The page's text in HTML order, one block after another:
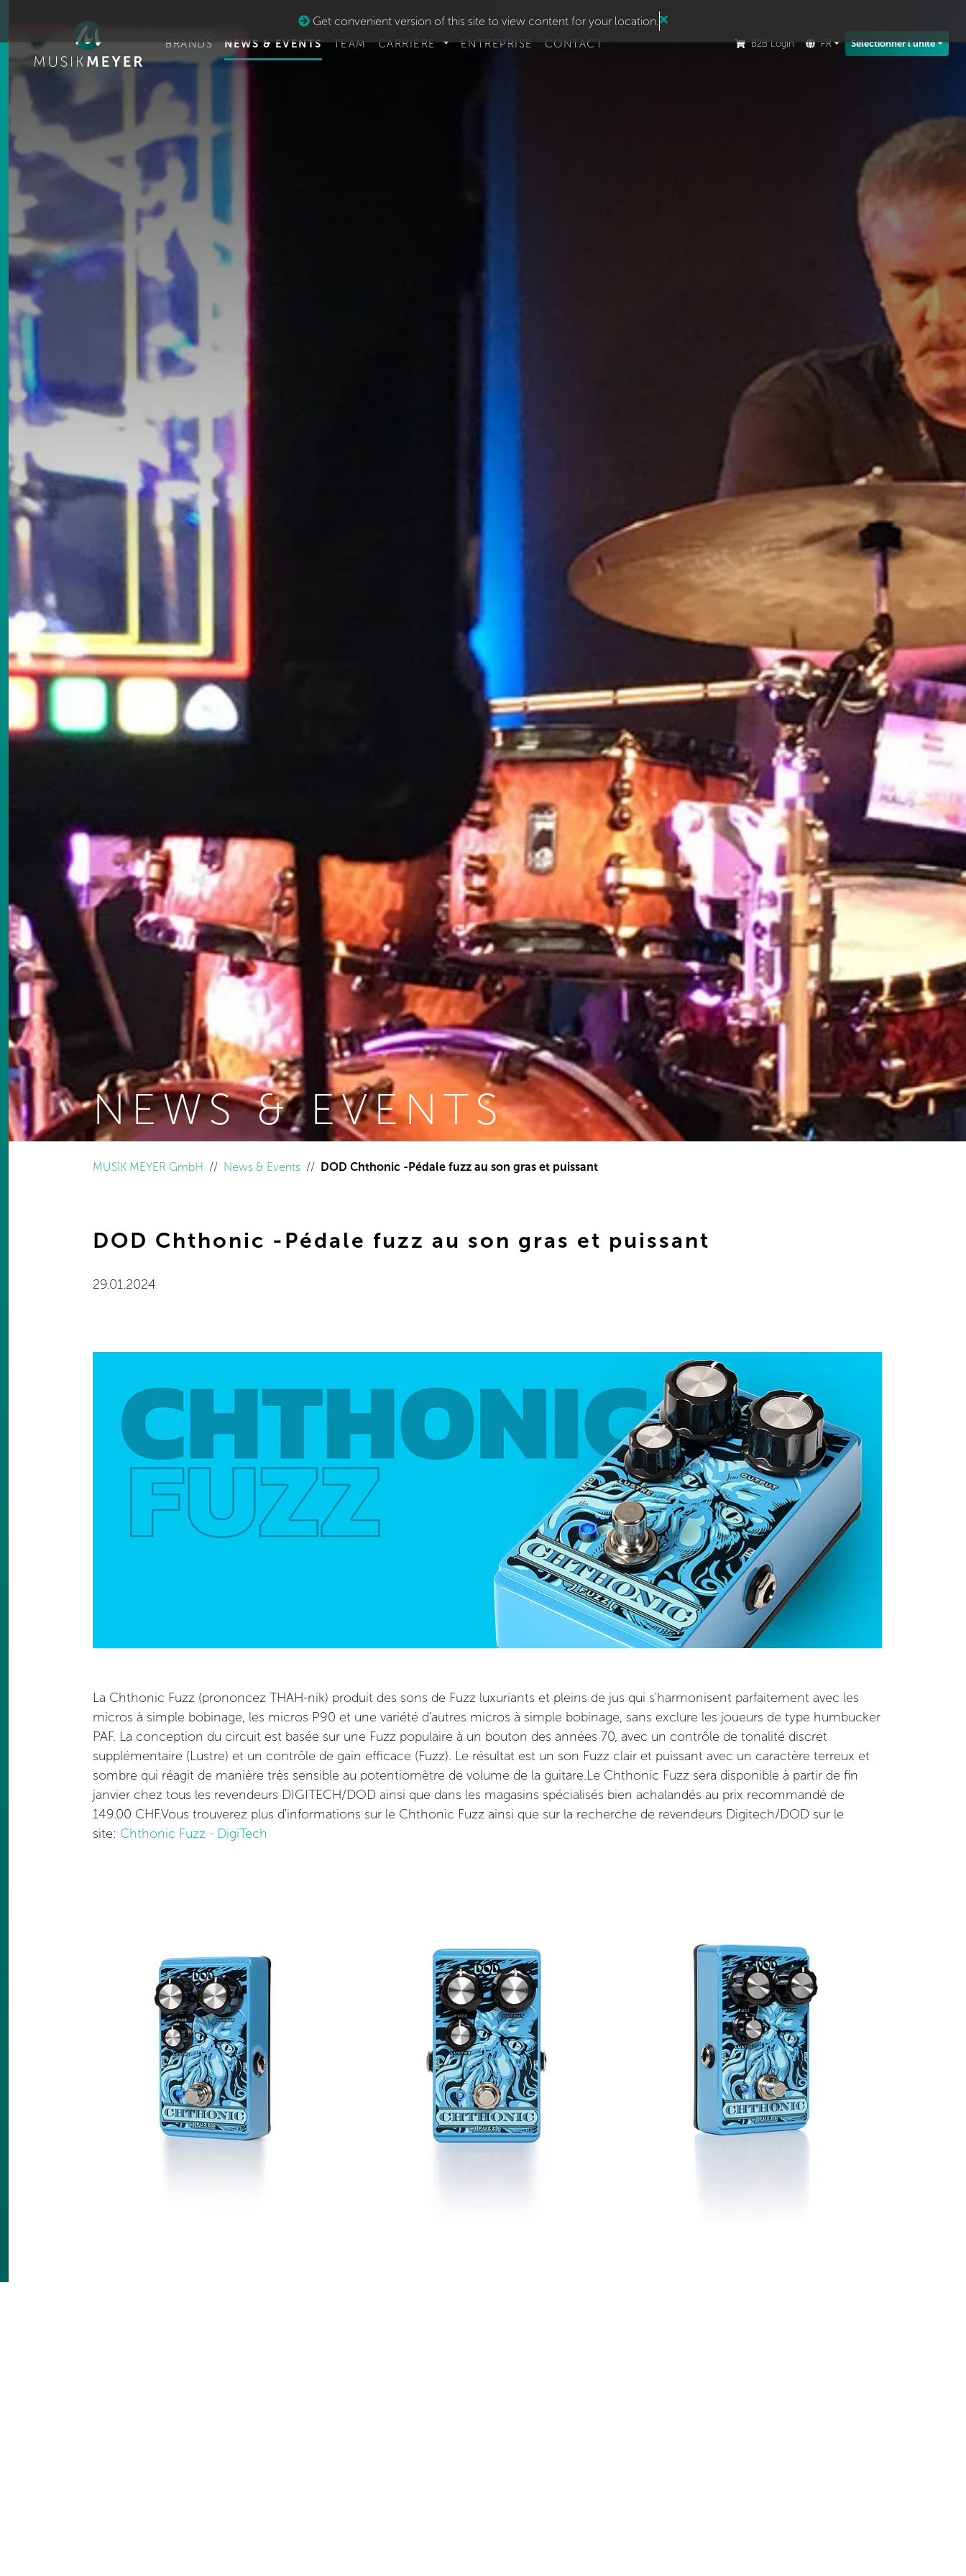
Get convenient version of this site to view content for your location.
BRANDS NEWS & EVENTS TEAM CARRIÈRE ENTREPRISE CONTACT B2B Login FR Sélectionner l'unité
NEWS & EVENTS
MUSIK MEYER GmbH
News & Events DOD Chthonic -Pédale fuzz au son gras et puissant
DOD Chthonic -Pédale fuzz au son gras et puissant
29.01.2024
La Chthonic Fuzz (prononcez THAH-nik) produit des sons de Fuzz luxuriants et pleins de jus qui s'harmonisent parfaitement avec les
micros à simple bobinage, les micros P90 et une variété d'autres micros à simple bobinage, sans exclure les joueurs de type humbucker
PAF. La conception du circuit est basée sur une Fuzz populaire à un bouton des années 70, avec un contrôle de tonalité discret
supplémentaire (Lustre) et un contrôle de gain efficace (Fuzz). Le résultat est un son Fuzz clair et puissant avec un caractère terreux et
sombre qui réagit de manière très sensible au potentiomètre de volume de la guitare.Le Chthonic Fuzz sera disponible à partir de fin
janvier chez tous les revendeurs DIGITECH/DOD ainsi que dans les magasins spécialisés bien achalandés au prix recommandé de
149.00 CHF.Vous trouverez plus d'informations sur le Chthonic Fuzz ainsi que sur la recherche de revendeurs Digitech/DOD sur le
site: Chthonic Fuzz - DigiTech